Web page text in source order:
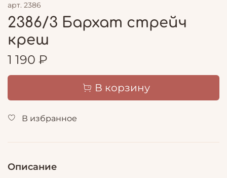
арт. 2386
2386/3 Бархат стрейч
креш
1 190 ₽
В корзину
В избранное
Описание